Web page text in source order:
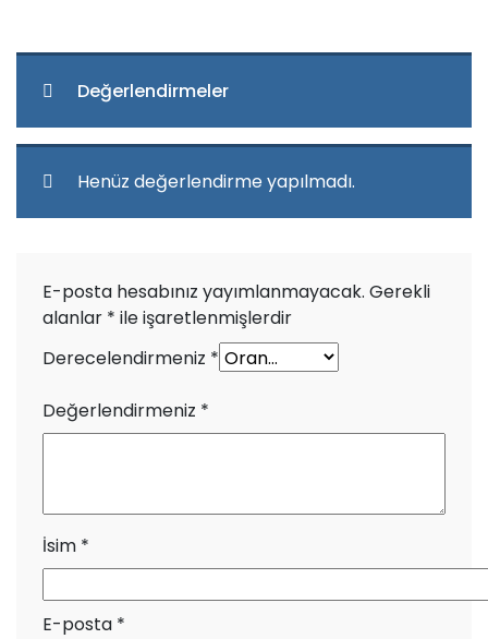
Değerlendirmeler
Henüz değerlendirme yapılmadı.
E-posta hesabınız yayımlanmayacak. Gerekli
alanlar * ile işaretlenmişlerdir
Derecelendirmeniz *
Değerlendirmeniz *
İsim *
E-posta *